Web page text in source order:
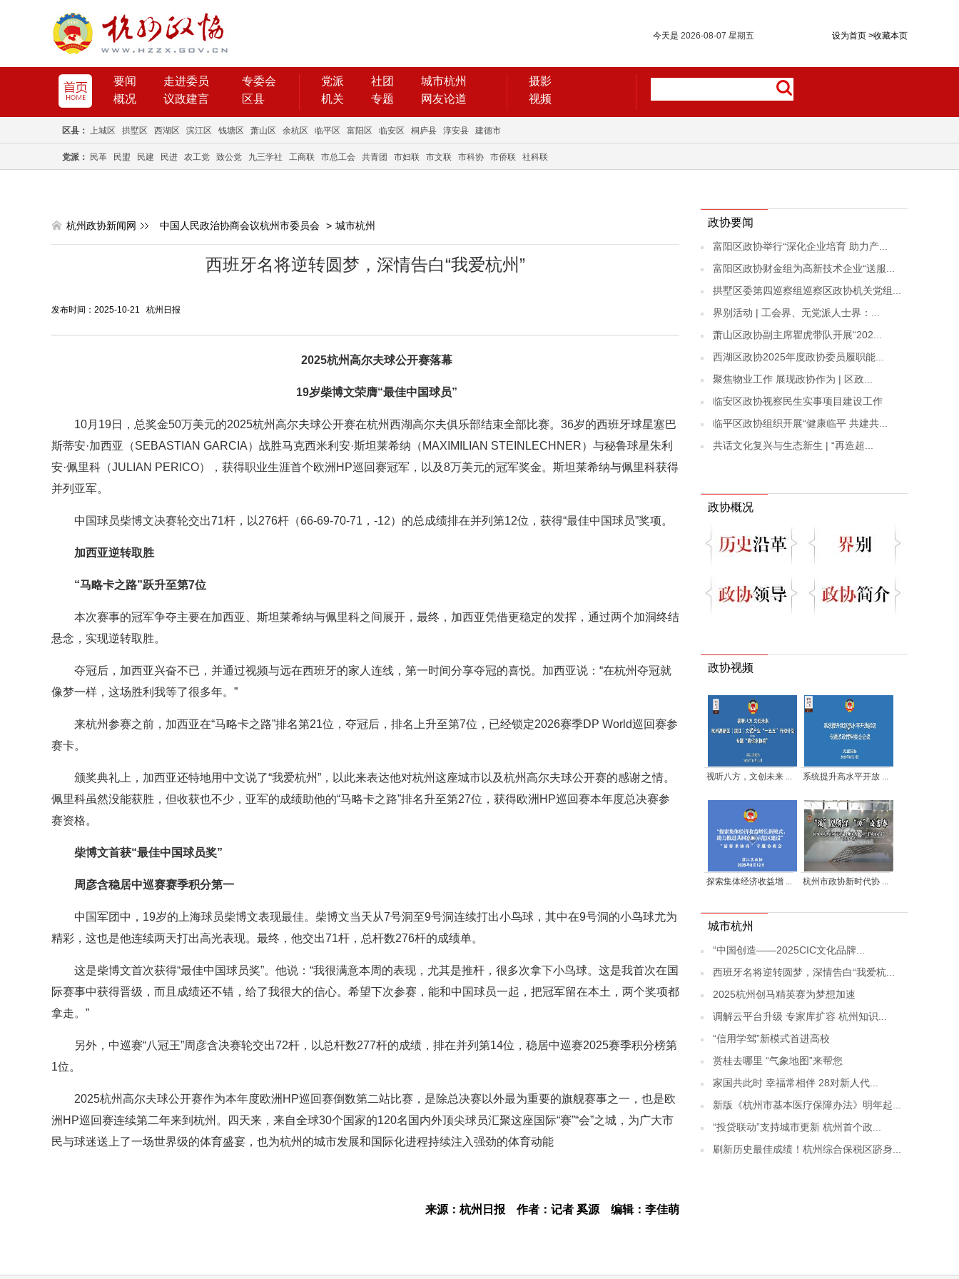
设为首页 >收藏本页
今天是 2026-08-07 星期五
要闻 走进委员
专委会
概况
议政建言 区县
党派 社团
城市杭州
机关
专题 网友论道
摄影
视频
区县： 上城区 拱墅区 西湖区 滨江区 钱塘区 萧山区 余杭区 临平区 富阳区 临安区 桐庐县 淳安县 建德市
党派： 民革 民盟 民建 民进 农工党 致公党 九三学社 工商联 市总工会 共青团 市妇联 市文联 市科协 市侨联 社科联
杭州政协新闻网 中国人民政治协商会议杭州市委员会 > 城市杭州
西班牙名将逆转圆梦，深情告白“我爱杭州”
发布时间：2025-10-21 杭州日报
2025杭州高尔夫球公开赛落幕
19岁柴博文荣膺“最佳中国球员”
10月19日，总奖金50万美元的2025杭州高尔夫球公开赛在杭州西湖高尔夫俱乐部结束全部比赛。36岁的西班牙球星塞巴
斯蒂安·加西亚（SEBASTIAN GARCIA）战胜马克西米利安·斯坦莱希纳（MAXIMILIAN STEINLECHNER）与秘鲁球星朱利
安·佩里科（JULIAN PERICO），获得职业生涯首个欧洲HP巡回赛冠军，以及8万美元的冠军奖金。斯坦莱希纳与佩里科获得
并列亚军。
中国球员柴博文决赛轮交出71杆，以276杆（66-69-70-71，-12）的总成绩排在并列第12位，获得“最佳中国球员”奖项。
加西亚逆转取胜
“马略卡之路”跃升至第7位
本次赛事的冠军争夺主要在加西亚、斯坦莱希纳与佩里科之间展开，最终，加西亚凭借更稳定的发挥，通过两个加洞终结
悬念，实现逆转取胜。
夺冠后，加西亚兴奋不已，并通过视频与远在西班牙的家人连线，第一时间分享夺冠的喜悦。加西亚说：“在杭州夺冠就
像梦一样，这场胜利我等了很多年。”
来杭州参赛之前，加西亚在“马略卡之路”排名第21位，夺冠后，排名上升至第7位，已经锁定2026赛季DP World巡回赛参
赛卡。
颁奖典礼上，加西亚还特地用中文说了“我爱杭州”，以此来表达他对杭州这座城市以及杭州高尔夫球公开赛的感谢之情。
佩里科虽然没能获胜，但收获也不少，亚军的成绩助他的“马略卡之路”排名升至第27位，获得欧洲HP巡回赛本年度总决赛参
赛资格。
柴博文首获“最佳中国球员奖”
周彦含稳居中巡赛赛季积分第一
中国军团中，19岁的上海球员柴博文表现最佳。柴博文当天从7号洞至9号洞连续打出小鸟球，其中在9号洞的小鸟球尤为
精彩，这也是他连续两天打出高光表现。最终，他交出71杆，总杆数276杆的成绩单。
这是柴博文首次获得“最佳中国球员奖”。他说：“我很满意本周的表现，尤其是推杆，很多次拿下小鸟球。这是我首次在国
际赛事中获得晋级，而且成绩还不错，给了我很大的信心。希望下次参赛，能和中国球员一起，把冠军留在本土，两个奖项都
拿走。”
另外，中巡赛“八冠王”周彦含决赛轮交出72杆，以总杆数277杆的成绩，排在并列第14位，稳居中巡赛2025赛季积分榜第
1位。
2025杭州高尔夫球公开赛作为本年度欧洲HP巡回赛倒数第二站比赛，是除总决赛以外最为重要的旗舰赛事之一，也是欧
洲HP巡回赛连续第二年来到杭州。四天来，来自全球30个国家的120名国内外顶尖球员汇聚这座国际“赛”“会”之城，为广大市
民与球迷送上了一场世界级的体育盛宴，也为杭州的城市发展和国际化进程持续注入强劲的体育动能
来源：杭州日报 作者：记者 奚源 编辑：李佳萌
政协要闻
富阳区政协举行“深化企业培育 助力产...
富阳区政协财金组为高新技术企业“送服...
拱墅区委第四巡察组巡察区政协机关党组...
界别活动 | 工会界、无党派人士界：...
萧山区政协副主席瞿虎带队开展“202...
西湖区政协2025年度政协委员履职能...
聚焦物业工作 展现政协作为 | 区政...
临安区政协视察民生实事项目建设工作
临平区政协组织开展“健康临平 共建共...
共话文化复兴与生态新生 | “再造超...
政协概况
政协视频
视听八方，文创未来 ... 系统提升高水平开放 ...
探索集体经济收益增 ... 杭州市政协新时代协 ...
城市杭州
“中国创造——2025CIC文化品牌...
西班牙名将逆转圆梦，深情告白“我爱杭...
2025杭州创马精英赛为梦想加速
调解云平台升级 专家库扩容 杭州知识...
“信用学驾”新模式首进高校
赏桂去哪里 “气象地图”来帮您
家国共此时 幸福常相伴 28对新人代...
新版《杭州市基本医疗保障办法》明年起...
“投贷联动”支持城市更新 杭州首个政...
刷新历史最佳成绩！杭州综合保税区跻身...